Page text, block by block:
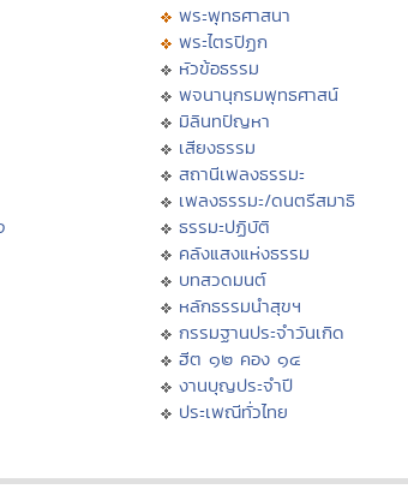
พระพุทธศาสนา
พระไตรปิฏก
หัวข้อธรรม
พจนานุกรมพุทธศาสน์
มิลินทปัญหา
เสียงธรรม
สถานีเพลงธรรมะ
เพลงธรรมะ/ดนตรีสมาธิ
ธรรมะปฏิบัติ
คลังแสงแห่งธรรม
บทสวดมนต์
หลักธรรมนำสุขฯ
กรรมฐานประจำวันเกิด
ฮีต ๑๒ คอง ๑๔
งานบุญประจำปี
ประเพณีทั่วไทย